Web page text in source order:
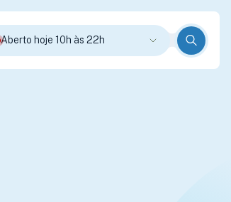
Aberto hoje 10h às 22h